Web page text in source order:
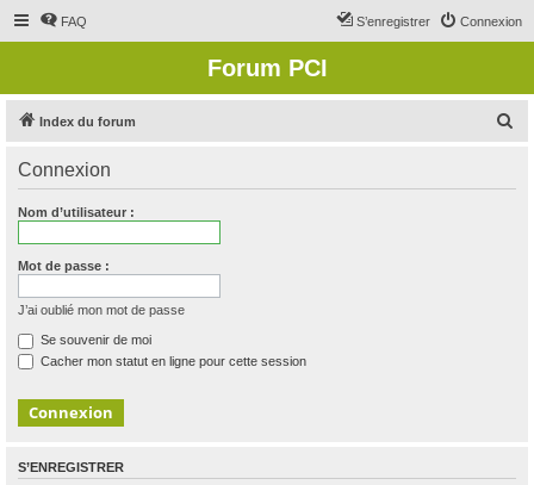
FAQ Connexion
S’enregistrer
Forum PCI
Index du forum
Connexion
Nom d’utilisateur :
Mot de passe :
J’ai oublié mon mot de passe
Se souvenir de moi
Cacher mon statut en ligne pour cette session
S’ENREGISTRER